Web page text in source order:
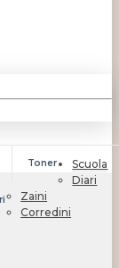
Toner
Scuola
Diari
Zaini
Corredini